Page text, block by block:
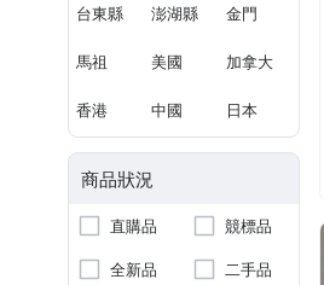
台東縣 澎湖縣 金門
馬祖 美國 加拿大
香港 中國 日本
商品狀況
直購品
競標品
全新品
二手品